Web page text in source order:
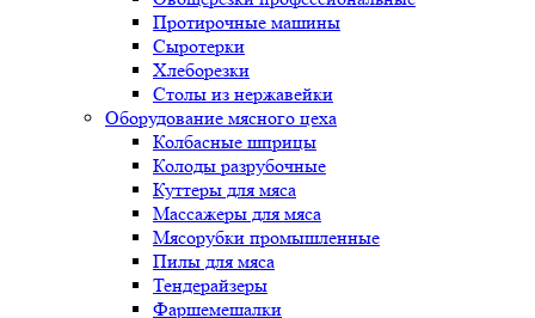
Протирочные машины
Сыротерки
Хлеборезки
Столы из нержавейки
Оборудование мясного цеха
Колбасные шприцы
Колоды разрубочные
Куттеры для мяса
Массажеры для мяса
Мясорубки промышленные
Пилы для мяса
Тендерайзеры
Фаршемешалки